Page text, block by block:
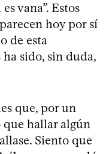
vana”. Estos
hoy por sí
de esta
sido, sin duda,
que, por un
que hallar algún
Siento que